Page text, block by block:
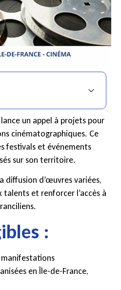
lance un appel à projets pour
cinématographiques. Ce
festivals et événements
sur son territoire.
diffusion d’œuvres variées,
et renforcer l’accès à
:
manifestations
en Île-de-France,